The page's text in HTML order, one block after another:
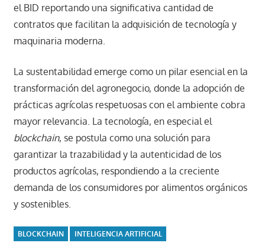
el BID reportando una significativa cantidad de
contratos que facilitan la adquisición de tecnología y
maquinaria moderna.
La sustentabilidad emerge como un pilar esencial en la
transformación del agronegocio, donde la adopción de
prácticas agrícolas respetuosas con el ambiente cobra
mayor relevancia. La tecnología, en especial el
blockchain, se postula como una solución para
garantizar la trazabilidad y la autenticidad de los
productos agrícolas, respondiendo a la creciente
demanda de los consumidores por alimentos orgánicos
y sostenibles.
BLOCKCHAIN INTELIGENCIA ARTIFICIAL